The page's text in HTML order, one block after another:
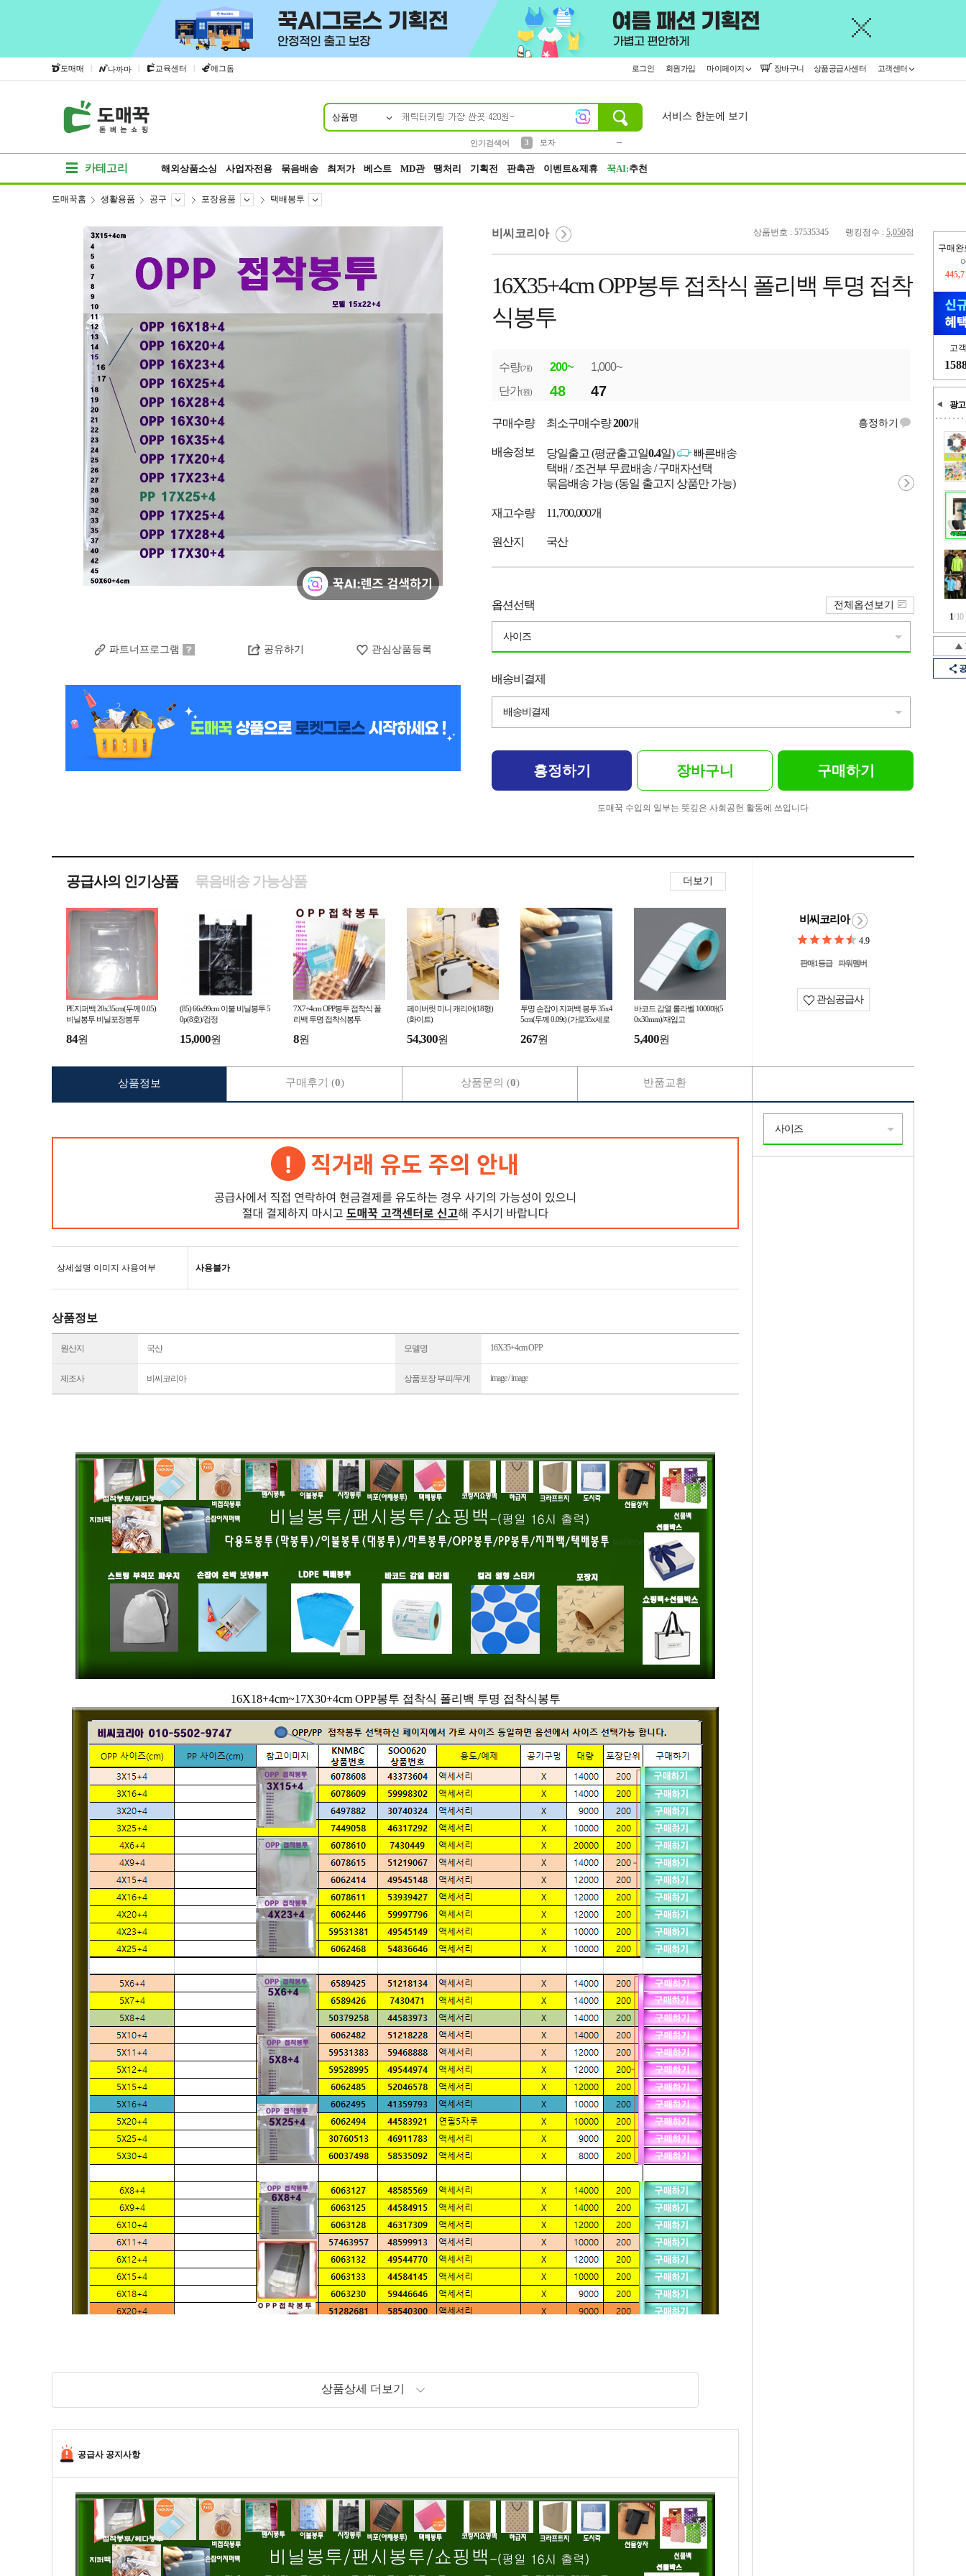
도매매 | 나까마 | 교육센터 | 에그돔 로그인 회원가입 마이페이지 장바구니 상품공급사센터 고객센터
상품명
인기검색어
3
모자
서비스 한눈에 보기
카테고리 해외상품소싱 사업자전용 묶음배송 최저가 베스트 MD관 땡처리 기획전 판촉관 이벤트&제휴 꾹AI:추천
구매완
오
고
광고
1/10
도매꾹홈 생활용품 공구 포장용품 택배봉투
파트너프로그램 공유하기 관심상품등록
상품번호 : 57535345 랭킹점수 : 5,050점
비씨코리아
16X35+4cm OPP봉투 접착식 폴리백 투명 접착
식봉투
수량(개) 200~
1,000~
단가(원) 48 47
구매수량 최소구매수량200개 흥정하기
배송정보 당일출고 (평균출고일0.4일)
빠른배송
택배 / 조건부 무료배송 / 구매자선택
묶음배송 가능 (동일 출고지 상품만 가능)
재고수량 11,700,000개
원산지 국산
옵션선택
사이즈
전체옵션보기
배송비결제
배송비결제
흥정하기 장바구니 구매하기
도매꾹 수입의 일부는 뜻깊은 사회공헌 활동에 쓰입니다
공급사의 인기상품 더보기
묶음배송 가능상품
PE지퍼백 20x35cm(두께 0.05)
비닐봉투 비닐포장봉투
84원
(85) 66x99cm 이불 비닐봉투 5
0p(8호)/검정
15,000원
7X7+4cm OPP봉투 접착식 폴
리백 투명 접착식봉투
8원
페이버릿 미니 캐리어(18형)
(화이트)
54,300원
투명 손잡이 지퍼백 봉투 35x4
5cm(두께 0.09t) (가로35x세로
267원
바코드 감열 롤라벨 1000매(5
0x30mm)/재입고
5,400원
비씨코리아
4.9
판매1등급 파워멤버
관심공급사
상세설명 이미지 사용여부 사용불가
상품정보
원산지 국산 모델명 16X35+4cm OPP
제조사 비씨코리아 상품포장 부피/무게 image / image
16X18+4cm~17X30+4cm OPP봉투 접착식 폴리백 투명 접착식봉투
상품상세 더보기
공급사 공지사항
상품정보 구매후기 (0) 상품문의 (0) 반품교환
사이즈